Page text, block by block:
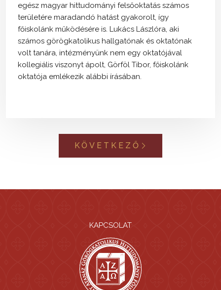
egész magyar hittudományi felsőoktatás számos
területére maradandó hatást gyakorolt, így
főiskolánk működésére is. Lukács Lászlóra, aki
számos görögkatolikus hallgatónak és oktatónak
volt tanára, intézményünk nem egy oktatójával
kollegiális viszonyt ápolt, Görföl Tibor, főiskolánk
oktatója emlékezik alábbi írásában.
KÖVETKEZŐ
KAPCSOLAT